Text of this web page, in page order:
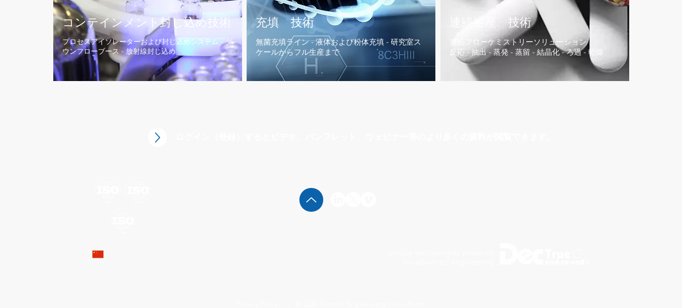
連続生産 技術
連続フローケミストリーソリューション
反応 - 抽出 - 蒸発 - 蒸留 - 結晶化 - ろ過 - 乾燥
コンテインメント封じ込め​技術
プロセスアイソレーターおよび封じ込めシステム - ダ
ウンフローブース - 放射線封じ込め
充填 技術
無菌充填ライン - 液体および粉体充填 - 研究室ス
ケールからフル生産まで